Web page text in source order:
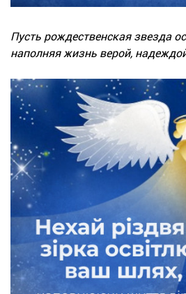
Пусть рождественская звезда
наполняя жизнь верой,